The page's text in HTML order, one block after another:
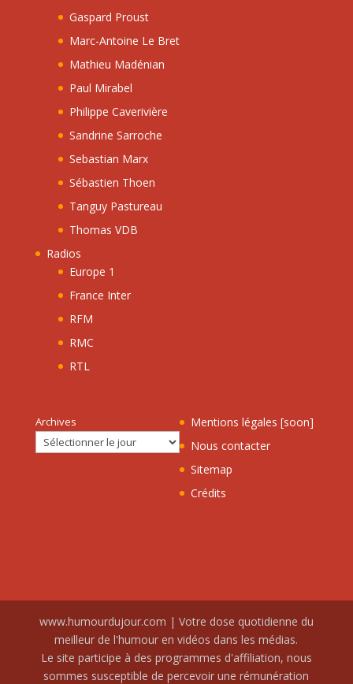
Gaspard Proust
Marc-Antoine Le Bret
Mathieu Madénian
Paul Mirabel
Philippe Caverivière
Sandrine Sarroche
Sebastian Marx
Sébastien Thoen
Tanguy Pastureau
Thomas VDB
Radios
Europe 1
France Inter
RFM
RMC
RTL
Archives
Mentions légales [soon]
Nous contacter
Sitemap
Crédits
www.humourdujour.com | Votre dose quotidienne du
meilleur de l'humour en vidéos dans les médias.
Le site participe à des programmes d'affiliation, nous
sommes susceptible de percevoir une rémunération